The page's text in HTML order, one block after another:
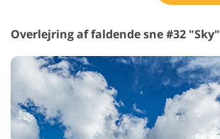
Overlejring af faldende sne #32 "Sky"